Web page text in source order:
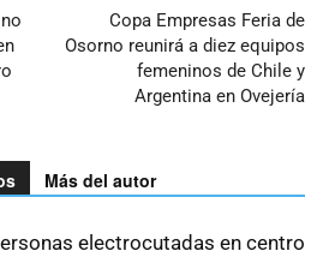
Copa Empresas Feria de
Osorno reunirá a diez equipos
femeninos de Chile y
Argentina en Ovejería
Más del autor
electrocutadas en centro